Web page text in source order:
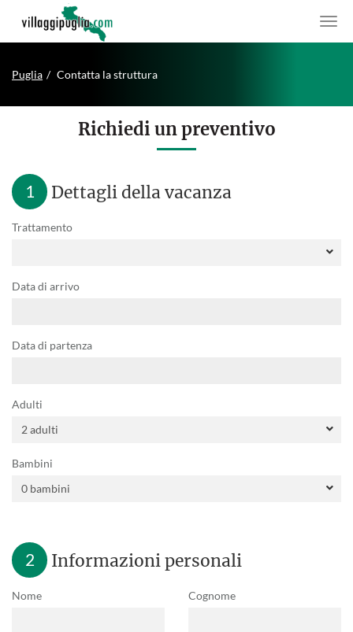
Puglia Contatta la struttura
Richiedi un preventivo
1 Dettagli della vacanza
Trattamento
Data di arrivo
Data di partenza
Adulti
Bambini
2 Informazioni personali
Nome Cognome